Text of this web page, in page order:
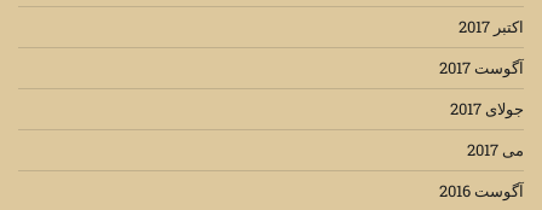
اکتبر 2017
آگوست 2017
جولای 2017
می 2017
آگوست 2016